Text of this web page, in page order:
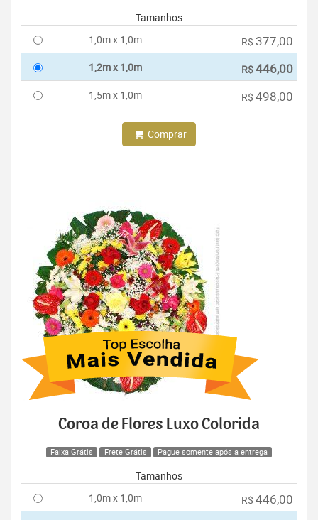
Tamanhos
1,0m x 1,0m
R$ 377,00
1,2m x 1,0m R$446,00
1,5m x 1,0m R$ 498,00
Comprar
Coroa de Flores Luxo Colorida
Faixa Grátis Frete Grátis Pague somente após a entrega
Tamanhos
1,0m x 1,0m
R$ 446,00